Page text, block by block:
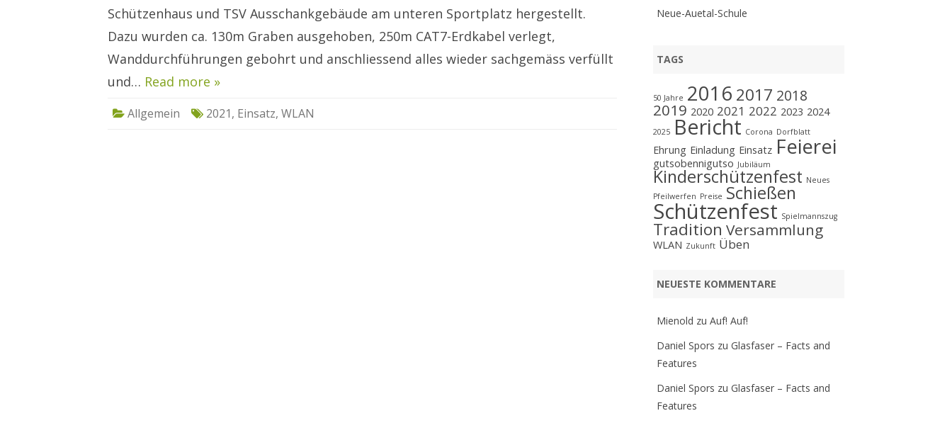
Schützenhaus und TSV Ausschankgebäude am unteren Sportplatz hergestellt.
Dazu wurden ca. 130m Graben ausgehoben, 250m CAT7-Erdkabel verlegt,
Wanddurchführungen gebohrt und anschliessend alles wieder sachgemäss verfüllt
und… Read more »
Allgemein 2021, Einsatz, WLAN
Neue-Auetal-Schule
TAGS
50 Jahre 2016 2017 2018
2019 2020 2021 2022 2023 2024
2025 Bericht Corona Dorfblatt
Ehrung Einladung Einsatz Feierei
gutsobennigutso Jubiläum
Kinderschützenfest Neues
Pfeilwerfen Preise Schießen
Schützenfest Spielmannszug
Tradition Versammlung
WLAN Zukunft Üben
NEUESTE KOMMENTARE
Mienold zu Auf! Auf!
Daniel Spors zu Glasfaser – Facts and
Features
Daniel Spors zu Glasfaser – Facts and
Features